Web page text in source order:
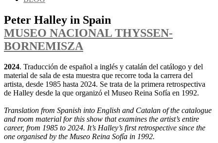
Peter Halley in Spain
MUSEO NACIONAL THYSSEN-
BORNEMISZA
2024. Traducción de español a inglés y catalán del catálogo y del
material de sala de esta muestra que recorre toda la carrera del
artista, desde 1985 hasta 2024. Se trata de la primera retrospectiva
de Halley desde la que organizó el Museo Reina Sofía en 1992.
Translation from Spanish into English and Catalan of the catalogue
and room material for this show that examines the artist’s entire
career, from 1985 to 2024. It’s Halley’s first retrospective since the
one organised by the Museo Reina Sofía in 1992.